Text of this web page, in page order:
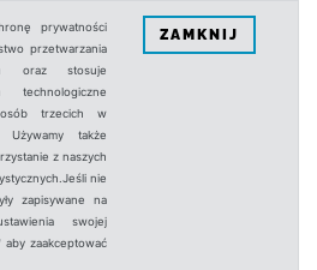
prywatności
przetwarzania
oraz stosuje
technologiczne
osób trzecich w
Używamy także
z naszych
nie
zapisywane na
swojej
aby zaakceptować
ZAMKNIJ